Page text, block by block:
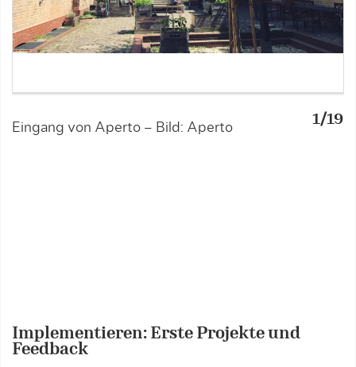
Eingang von Aperto – Bild: Aperto
1/19
Implementieren: Erste Projekte und
Feedback